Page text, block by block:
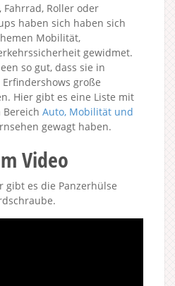
Fahrrad, Roller oder
haben sich haben sich
Mobilität,
gewidmet.
so gut, dass sie in
große
Hier gibt es eine Liste mit
Auto, Mobilität und
gewagt haben.
Video
gibt es die Panzerhülse